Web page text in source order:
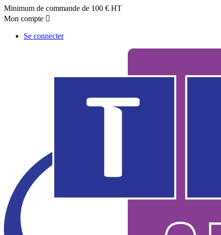
Minimum de commande de 100 € HT
Mon compte 
Se connecter